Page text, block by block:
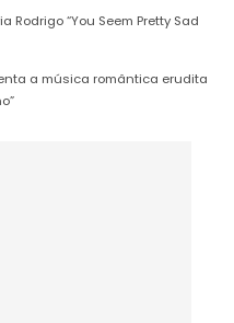
Rodrigo “You Seem Pretty Sad
a música romântica erudita